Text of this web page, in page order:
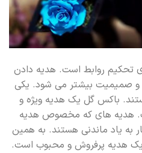
تحکیم روابط است. هدیه دادن
صمیمیت بیشتر می شود. یکی
باکس گل یک هدیه ویژه و
هدیه های که مخصوص هدیه
به یاد ماندنی هستند. به همین
هدیه پرفروش و محبوب است.